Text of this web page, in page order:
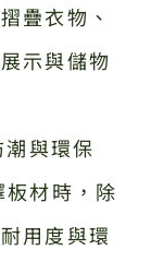
疊衣物、
示與儲物
與環保
材時，除
用度與環